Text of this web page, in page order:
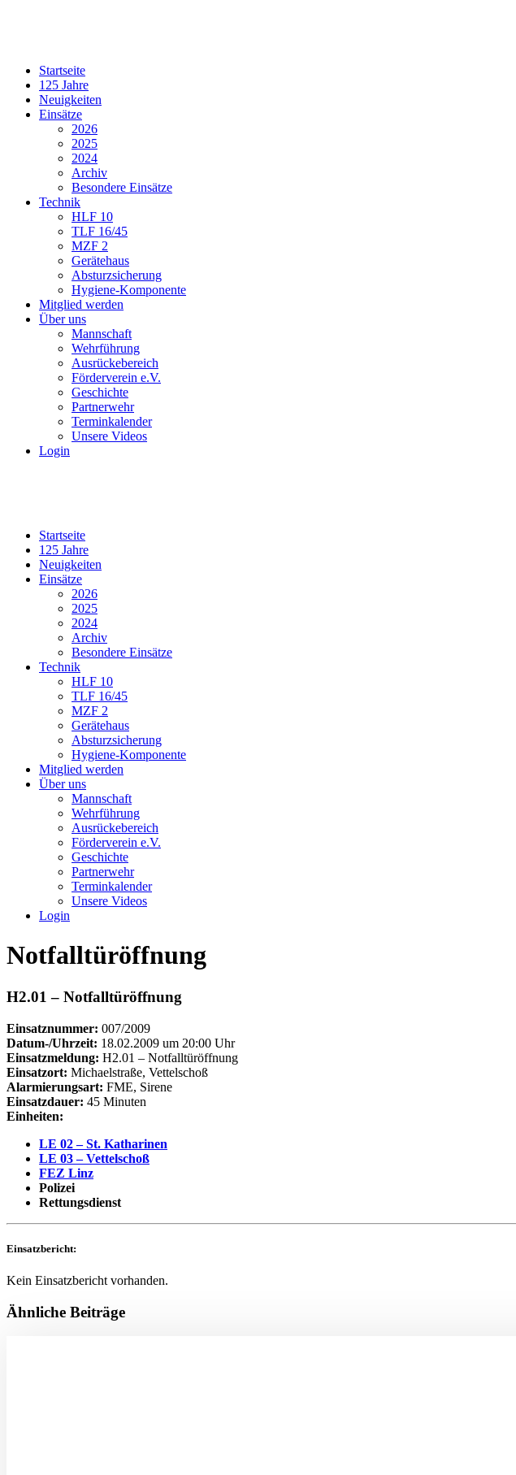
Startseite
125 Jahre
Neuigkeiten
Einsätze
2026
2025
2024
Archiv
Besondere Einsätze
Technik
HLF 10
TLF 16/45
MZF 2
Gerätehaus
Absturzsicherung
Hygiene-Komponente
Mitglied werden
Über uns
Mannschaft
Wehrführung
Ausrückebereich
Förderverein e.V.
Geschichte
Partnerwehr
Terminkalender
Unsere Videos
Login
Startseite
125 Jahre
Neuigkeiten
Einsätze
2026
2025
2024
Archiv
Besondere Einsätze
Technik
HLF 10
TLF 16/45
MZF 2
Gerätehaus
Absturzsicherung
Hygiene-Komponente
Mitglied werden
Über uns
Mannschaft
Wehrführung
Ausrückebereich
Förderverein e.V.
Geschichte
Partnerwehr
Terminkalender
Unsere Videos
Login
Notfalltüröffnung
H2.01 – Notfalltüröffnung
Einsatznummer: 007/2009
Datum-/Uhrzeit: 18.02.2009 um 20:00 Uhr
Einsatzmeldung: H2.01 – Notfalltüröffnung
Einsatzort: Michaelstraße, Vettelschoß
Alarmierungsart: FME, Sirene
Einsatzdauer: 45 Minuten
Einheiten:
LE 02 – St. Katharinen
LE 03 – Vettelschoß
FEZ Linz
Polizei
Rettungsdienst
Einsatzbericht:
Kein Einsatzbericht vorhanden.
Ähnliche Beiträge